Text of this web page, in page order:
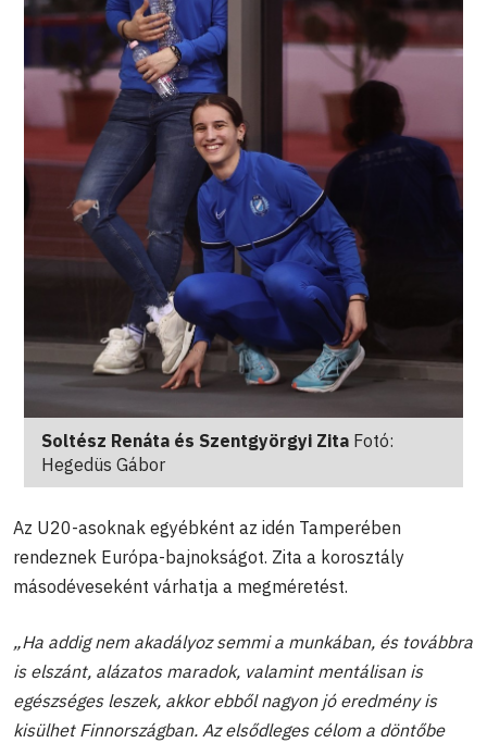
Soltész Renáta és Szentgyörgyi Zita Fotó:
Hegedüs Gábor
Az U20-asoknak egyébként az idén Tamperében
rendeznek Európa-bajnokságot. Zita a korosztály
másodéveseként várhatja a megméretést.
„Ha addig nem akadályoz semmi a munkában, és továbbra
is elszánt, alázatos maradok, valamint mentálisan is
egészséges leszek, akkor ebből nagyon jó eredmény is
kisülhet Finnországban. Az elsődleges célom a döntőbe